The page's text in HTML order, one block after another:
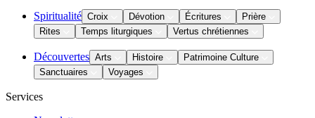
Spiritualité Croix Dévotion Écritures
Prière
Rites
Temps liturgiques Vertus chrétiennes
Découvertes Arts Histoire
Patrimoine Culture
Sanctuaires
Voyages
Services